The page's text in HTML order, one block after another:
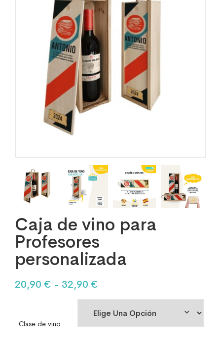
Caja de vino para
Profesores
personalizada
20,90 € - 32,90 €
Clase de vino